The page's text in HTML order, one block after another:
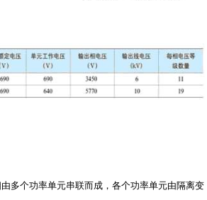
多个功率单元串联而成，各个功率单元由隔离变